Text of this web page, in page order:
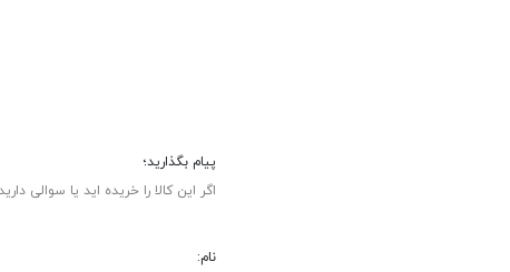
پیام بگذارید؛
اگر این کالا را خریده اید یا سوالی
نام: